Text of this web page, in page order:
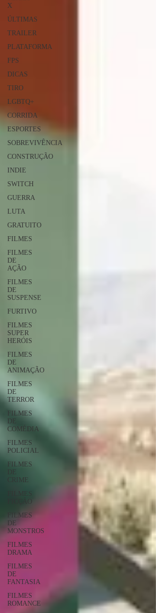
X
ÚLTIMAS
TRAILER
PLATAFORMA
FPS
DICAS
TIRO
LGBTQ+
CORRIDA
ESPORTES
SOBREVIVÊNCIA
CONSTRUÇÃO
INDIE
SWITCH
GUERRA
LUTA
GRATUITO
FILMES
FILMES
DE
AÇÃO
FILMES
DE
SUSPENSE
FURTIVO
FILMES
SUPER
HERÓIS
FILMES
DE
ANIMAÇÃO
FILMES
DE
TERROR
FILMES
DE
COMÉDIA
FILMES
POLICIAL
FILMES
DE
CRIME
FILMES
FILMES
DE
MONSTROS
FILMES
DRAMA
FILMES
DE
FANTASIA
FILMES
ROMANCE